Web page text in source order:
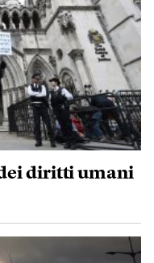
diritti umani